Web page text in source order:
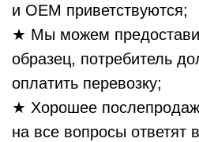
и OEM приветствуются;
★ Мы можем
образец, потребитель
оплатить перевозку;
★ Хорошее
на все вопросы ответят